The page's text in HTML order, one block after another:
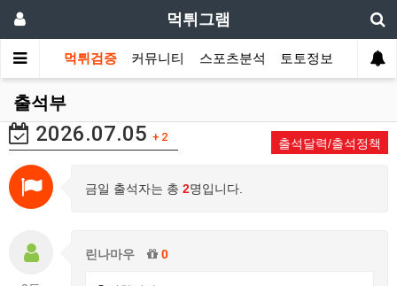
먹튀그램
먹튀검증 커뮤니티 스포츠분석 토토정보
출석부
2026.07.05 + 2 출석달력/출석정책
금일 출석자는 총 2명입니다.
린나마우 0